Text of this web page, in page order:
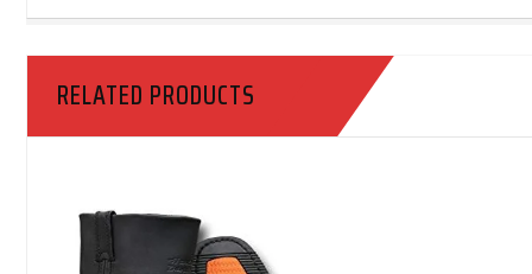
RELATED PRODUCTS